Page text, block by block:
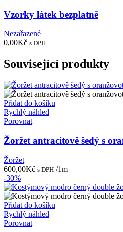
Vzorky látek bezplatně
Nezařazené
0,00Kč s DPH
Související produkty
Přidat do košíku
Rychlý náhled
Porovnat
Žoržet antracitově šedý s
Žoržet
600,00Kč s DPH /1m
-30%
Přidat do košíku
Rychlý náhled
Porovnat